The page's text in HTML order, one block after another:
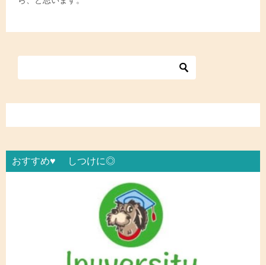
おすすめ♥ しつけに◎